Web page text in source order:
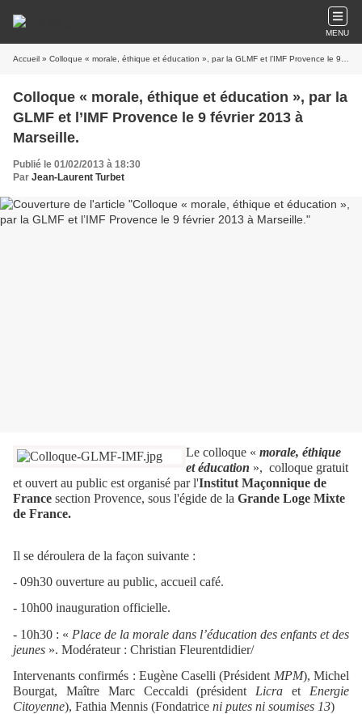
MENU
Accueil » Colloque « morale, éthique et éducation », par la GLMF et l’IMF Provence le 9 février 2013 à Marseille.
Colloque « morale, éthique et éducation », par la
GLMF et l’IMF Provence le 9 février 2013 à
Marseille.
Publié le 01/02/2013 à 18:30
Par Jean-Laurent Turbet
Le colloque « morale, éthique
et éducation », colloque gratuit
et ouvert au public est organisé par l'Institut Maçonnique de
France section Provence, sous l'égide de la Grande Loge Mixte
de France.
Il se déroulera de la façon suivante :
- 09h30 ouverture au public, accueil café.
- 10h00 inauguration officielle.
- 10h30 : « Place de la morale dans l’éducation des enfants et des
jeunes ». Modérateur : Christian Fleurentdidier/
Intervenants confirmés : Eugène Caselli (Président MPM), Michel
Bourgat, Maître Marc Ceccaldi (président Licra et Energie
Citoyenne), Fathia Mennis (Fondatrice ni putes ni soumises 13)